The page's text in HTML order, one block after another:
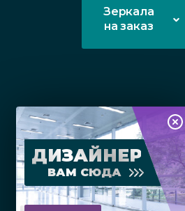
Зеркала
на заказ
ДИЗАЙНЕР
ВАМ СЮДА